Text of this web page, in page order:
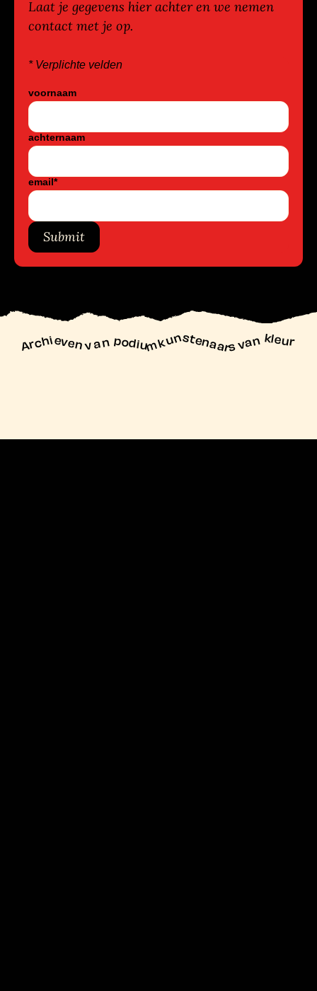
Laat je gegevens hier achter en we nemen
contact met je op.
* Verplichte velden
voornaam
achternaam
email*
Submit
Archievenvan podiumkunstenaars van kleur